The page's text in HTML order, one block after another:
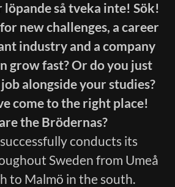
så tveka inte! Sök!
new challenges, a career
industry and a company
grow fast? Or do you just
alongside your studies?
come to the right place!
the Brödernas?
conducts its
Sweden from Umeå
to Malmö in the south.